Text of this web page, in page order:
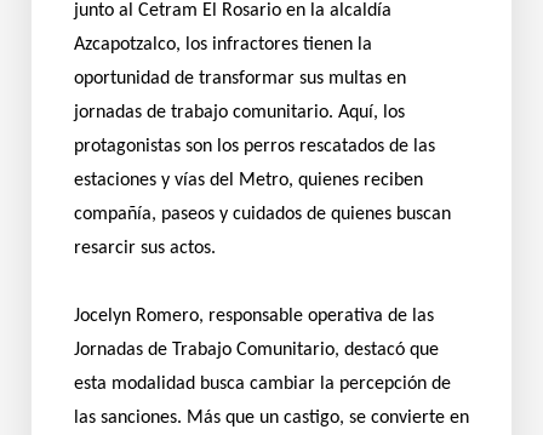
junto al Cetram El Rosario en la alcaldía
Azcapotzalco, los infractores tienen la
oportunidad de transformar sus multas en
jornadas de trabajo comunitario. Aquí, los
protagonistas son los perros rescatados de las
estaciones y vías del Metro, quienes reciben
compañía, paseos y cuidados de quienes buscan
resarcir sus actos.
Jocelyn Romero, responsable operativa de las
Jornadas de Trabajo Comunitario, destacó que
esta modalidad busca cambiar la percepción de
las sanciones. Más que un castigo, se convierte en